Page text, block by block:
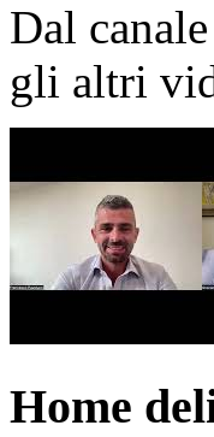
Dal
gli altri
Home